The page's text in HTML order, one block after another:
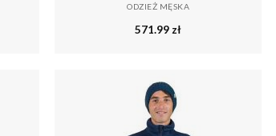
ODZIEŻ MĘSKA
571.99 zł